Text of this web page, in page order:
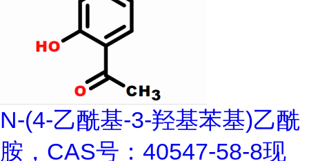
N-(4-乙酰基-3-羟基苯基)乙酰
胺，CAS号：40547-58-8现